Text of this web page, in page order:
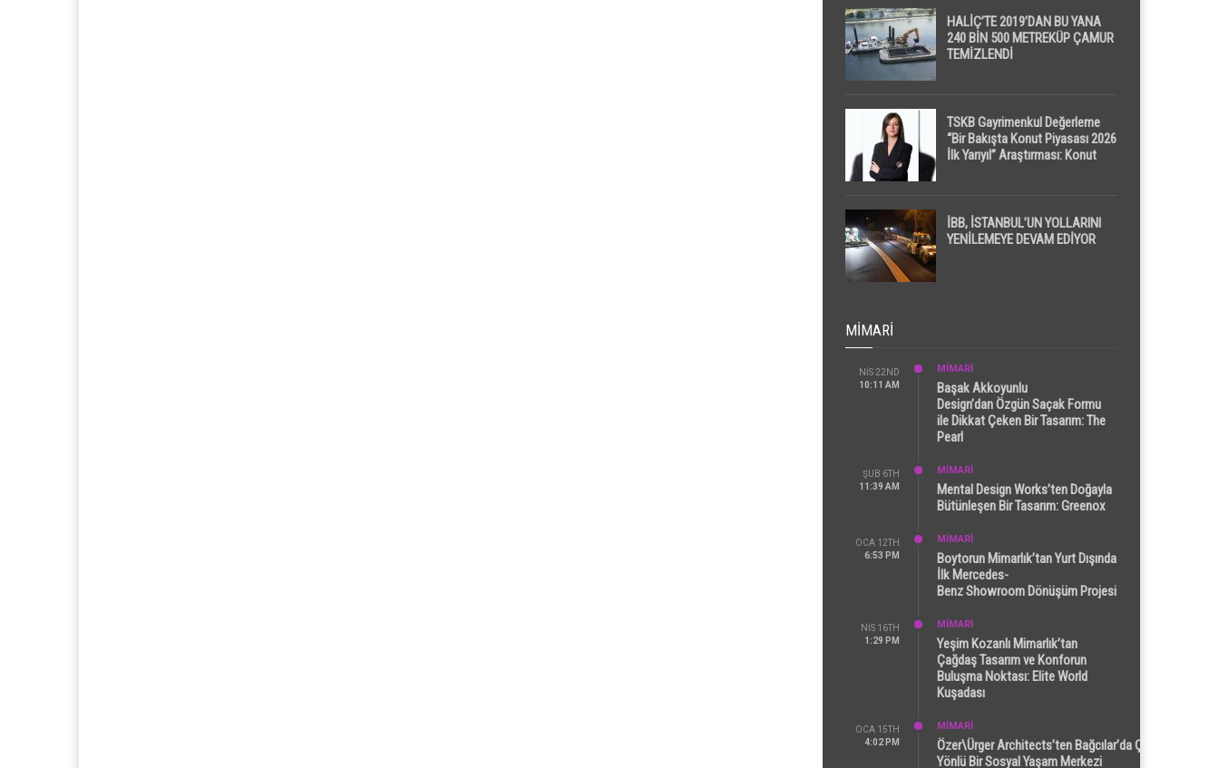
HALİÇ’TE 2019’DAN BU YANA
240 BİN 500 METREKÜP ÇAMUR
TEMİZLENDİ
TSKB Gayrimenkul Değerleme
“Bir Bakışta Konut Piyasası 2026
İlk Yarıyıl” Araştırması: Konut
Dikkat Çekti
İBB, İSTANBUL’UN YOLLARINI
YENİLEMEYE DEVAM EDİYOR
MIMARI
NIS 22ND
10:11 AM
MİMARİ
Başak Akkoyunlu
Design’dan Özgün Saçak Formu
ile Dikkat Çeken Bir Tasarım: The
Pearl
ŞUB 6TH
11:39 AM
MİMARİ
Mental Design Works’ten Doğayla
Bütünleşen Bir Tasarım: Greenox
OCA 12TH
6:53 PM
MİMARİ
Boytorun Mimarlık’tan Yurt Dışında
İlk Mercedes-
Benz Showroom Dönüşüm Projesi
NIS 16TH
1:29 PM
MİMARİ
Yeşim Kozanlı Mimarlık’tan
Çağdaş Tasarım ve Konforun
Buluşma Noktası: Elite World
Kuşadası
OCA 15TH
4:02 PM
MİMARİ
Özer\Ürger Architects’ten Bağcılar’da Çok
Yönlü Bir Sosyal Yaşam Merkezi